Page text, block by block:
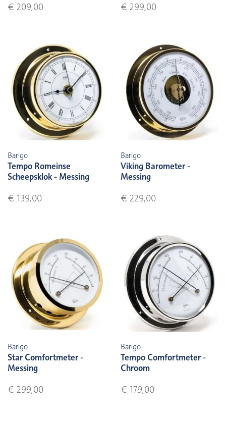
€ 209,00 € 299,00
Barigo
Tempo Romeinse
Scheepsklok - Messing
€ 139,00
Barigo
Viking Barometer -
Messing
€ 229,00
Barigo
Star Comfortmeter -
Messing
€ 299,00
Barigo
Tempo Comfortmeter -
Chroom
€ 179,00